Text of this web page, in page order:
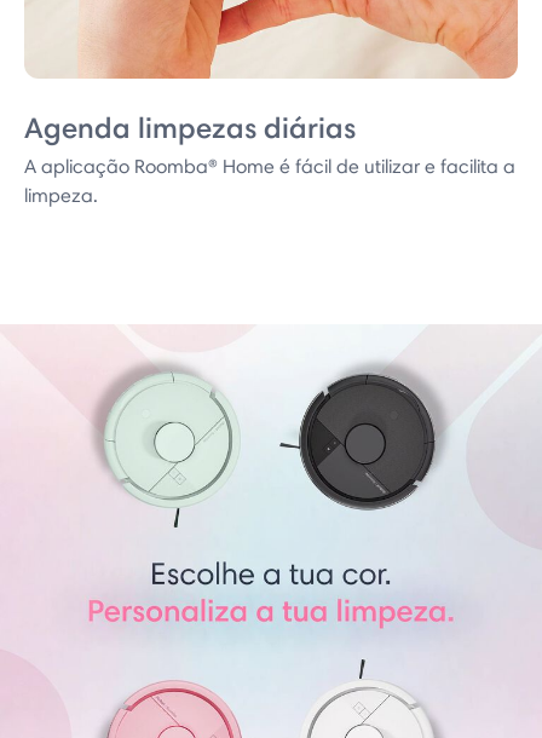
Agenda limpezas diárias
A aplicação Roomba® Home é fácil de utilizar e facilita a
limpeza.